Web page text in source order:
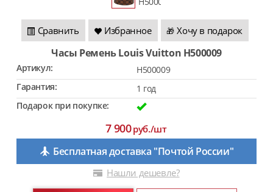
Сравнить Избранное 🎁 Хочу в подарок
Часы Ремень Louis Vuitton H500009
Артикул:
H500009
Гарантия:
1 год
Подарок при покупке:
7 900руб./шт
Бесплатная доставка "Почтой России"
Нашли дешевле?